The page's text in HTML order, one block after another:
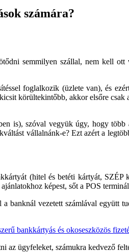
számára?
semmilyen szállal, nem kell
foglalkozik (üzlete van), és
körültekintőbb, akkor elsőre csak
is), szóval vegyük úgy, hogy
vállalnánk-e? Ezt azért a
(hitel és betéti kártyát, SZÉP
képest, sőt a POS
banknál vezetett számlával együtt
az ügyfeleket, számukra kedvező